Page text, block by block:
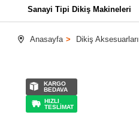
Sanayi Tipi Dikiş Makineleri
Anasayfa Dikiş Aksesuarları
KARGO
BEDAVA
HIZLI
TESLİMAT